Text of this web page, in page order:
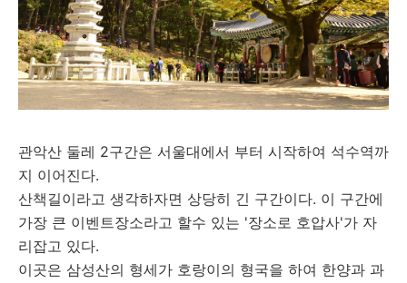
관악산 둘레 2구간은 서울대에서 부터 시작하여 석수역까
지 이어진다.
산책길이라고 생각하자면 상당히 긴 구간이다. 이 구간에
가장 큰 이벤트장소라고 할수 있는 '장소로 호압사'가 자
리잡고 있다.
이곳은 삼성산의 형세가 호랑이의 형국을 하여 한양과 과